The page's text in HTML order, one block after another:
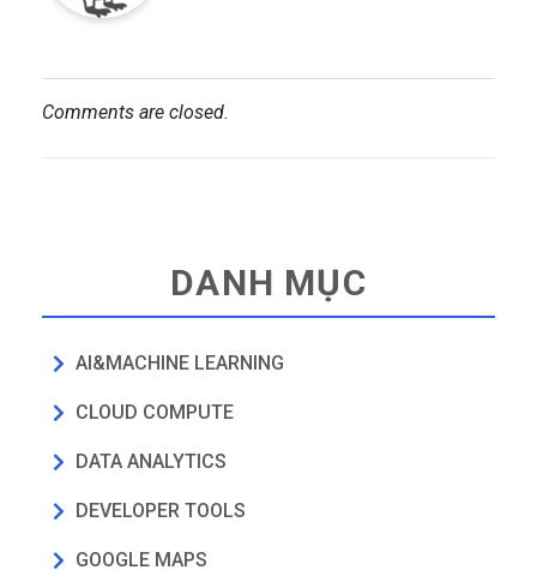
Comments are closed.
DANH MỤC
AI&MACHINE LEARNING
CLOUD COMPUTE
DATA ANALYTICS
DEVELOPER TOOLS
GOOGLE MAPS